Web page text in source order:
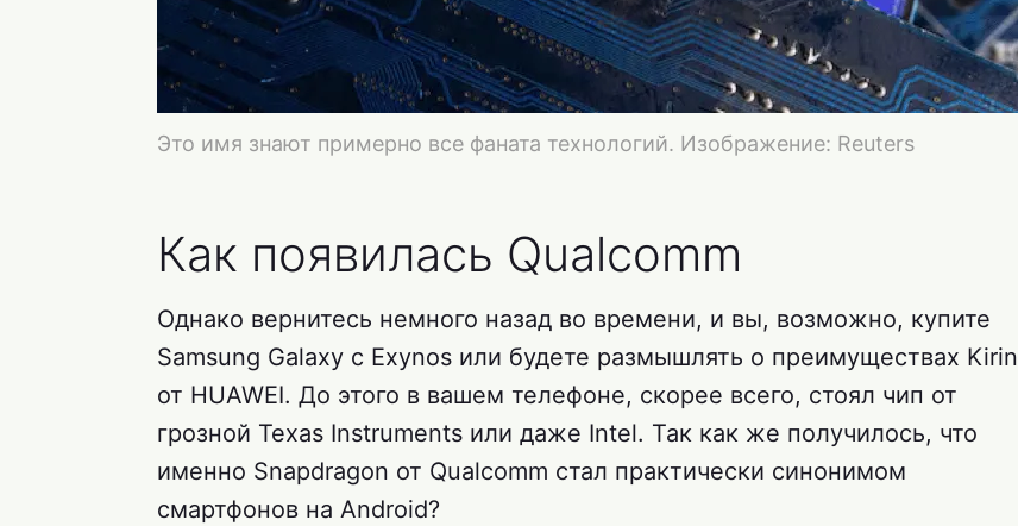
Это имя знают примерно все фаната технологий. Изображение: Reuters
Как появилась Qualcomm
Однако вернитесь немного назад во времени, и вы, возможно, купите
Samsung Galaxy с Exynos или будете размышлять о преимуществах Kirin
от HUAWEI. До этого в вашем телефоне, скорее всего, стоял чип от
грозной Texas Instruments или даже Intel. Так как же получилось, что
именно Snapdragon от Qualcomm стал практически синонимом
смартфонов на Android?